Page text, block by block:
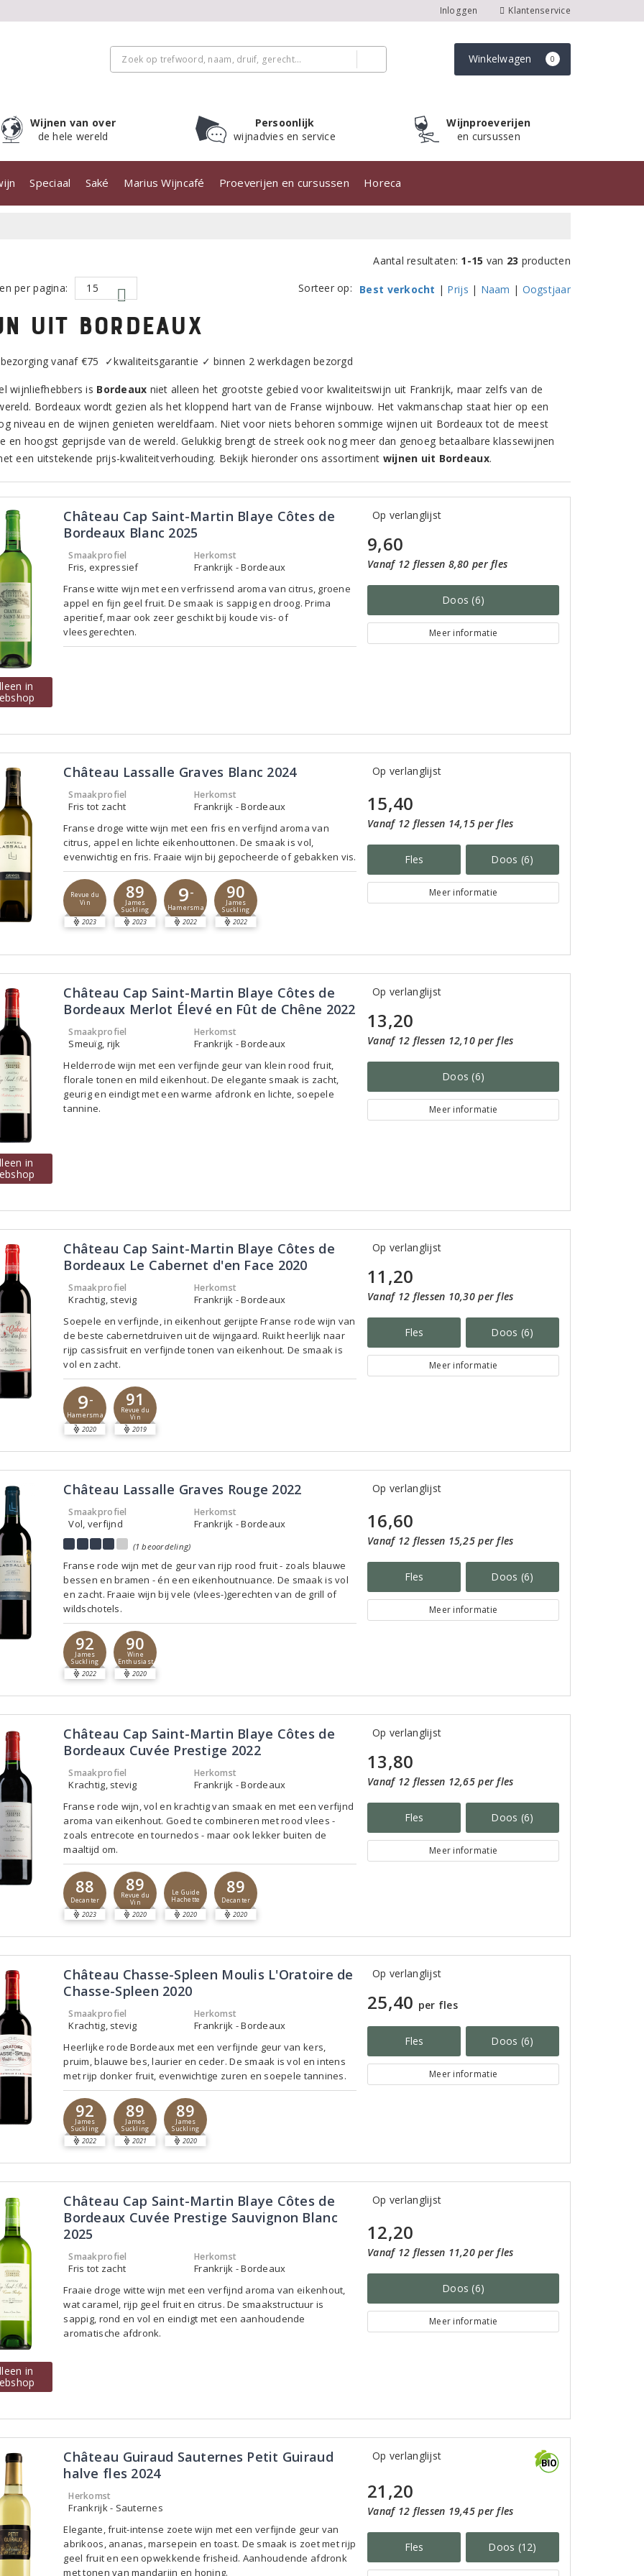
Inloggen Klantenservice
Winkelwagen 0
Wijnen van over
de hele wereld
Persoonlijk
wijnadvies en service
Wijnproeverijen
en cursussen
Speciaal Saké Marius Wijncafé Proeverijen en cursussen Horeca
Aantal resultaten: 1-15 van 23 producten
per pagina:
Sorteer op: Best verkocht | Prijs | Naam | Oogstjaar
uit Bordeaux
vanaf €75 ✓kwaliteitsgarantie ✓ binnen 2 werkdagen bezorgd
wijnliefhebbers is Bordeaux niet alleen het grootste gebied voor kwaliteitswijn uit Frankrijk, maar zelfs van de
Bordeaux wordt gezien als het kloppend hart van de Franse wijnbouw. Het vakmanschap staat hier op een
niveau en de wijnen genieten wereldfaam. Niet voor niets behoren sommige wijnen uit Bordeaux tot de meest
en hoogst geprijsde van de wereld. Gelukkig brengt de streek ook nog meer dan genoeg betaalbare klassewijnen
een uitstekende prijs-kwaliteitverhouding. Bekijk hieronder ons assortiment wijnen uit Bordeaux.
in
Château Cap Saint-Martin Blaye Côtes de
Bordeaux Blanc 2025
Smaakprofiel
Fris, expressief
Herkomst
Frankrijk - Bordeaux
Franse witte wijn met een verfrissend aroma van citrus, groene
appel en fijn geel fruit. De smaak is sappig en droog. Prima
aperitief, maar ook zeer geschikt bij koude vis- of
vleesgerechten.
Op verlanglijst
9,60
Vanaf 12 flessen 8,80 per fles
Doos (6)
Meer informatie
Château Lassalle Graves Blanc 2024
Smaakprofiel
Fris tot zacht
Herkomst
Frankrijk - Bordeaux
Franse droge witte wijn met een fris en verfijnd aroma van
citrus, appel en lichte eikenhouttonen. De smaak is vol,
evenwichtig en fris. Fraaie wijn bij gepocheerde of gebakken vis.
Revue du
Vin
2023
89
James
Suckling
2023
9-
Hamersma
2022
90
James
Suckling
2022
Op verlanglijst
15,40
Vanaf 12 flessen 14,15 per fles
Fles Doos (6)
Meer informatie
in
Château Cap Saint-Martin Blaye Côtes de
Bordeaux Merlot Élevé en Fût de Chêne 2022
Smaakprofiel
Smeuïg, rijk
Herkomst
Frankrijk - Bordeaux
Helderrode wijn met een verfijnde geur van klein rood fruit,
florale tonen en mild eikenhout. De elegante smaak is zacht,
geurig en eindigt met een warme afdronk en lichte, soepele
tannine.
Op verlanglijst
13,20
Vanaf 12 flessen 12,10 per fles
Doos (6)
Meer informatie
Château Cap Saint-Martin Blaye Côtes de
Bordeaux Le Cabernet d'en Face 2020
Smaakprofiel
Krachtig, stevig
Herkomst
Frankrijk - Bordeaux
Soepele en verfijnde, in eikenhout gerijpte Franse rode wijn van
de beste cabernetdruiven uit de wijngaard. Ruikt heerlijk naar
rijp cassisfruit en verfijnde tonen van eikenhout. De smaak is
vol en zacht.
9-
Hamersma
2020
91
Revue du
Vin
2019
Op verlanglijst
11,20
Vanaf 12 flessen 10,30 per fles
Fles Doos (6)
Meer informatie
Château Lassalle Graves Rouge 2022
Smaakprofiel
Vol, verfijnd
Herkomst
Frankrijk - Bordeaux
(1 beoordeling)
Franse rode wijn met de geur van rijp rood fruit - zoals blauwe
bessen en bramen - én een eikenhoutnuance. De smaak is vol
en zacht. Fraaie wijn bij vele (vlees-)gerechten van de grill of
wildschotels.
92
James
Suckling
2022
90
Wine
Enthusiast
2020
Op verlanglijst
16,60
Vanaf 12 flessen 15,25 per fles
Fles Doos (6)
Meer informatie
Château Cap Saint-Martin Blaye Côtes de
Bordeaux Cuvée Prestige 2022
Smaakprofiel
Krachtig, stevig
Herkomst
Frankrijk - Bordeaux
Franse rode wijn, vol en krachtig van smaak en met een verfijnd
aroma van eikenhout. Goed te combineren met rood vlees -
zoals entrecote en tournedos - maar ook lekker buiten de
maaltijd om.
88
Decanter
2023
89
Revue du
Vin
2020
Le Guide
Hachette
2020
89
Decanter
2020
Op verlanglijst
13,80
Vanaf 12 flessen 12,65 per fles
Fles Doos (6)
Meer informatie
Château Chasse-Spleen Moulis L'Oratoire de
Chasse-Spleen 2020
Smaakprofiel
Krachtig, stevig
Herkomst
Frankrijk - Bordeaux
Heerlijke rode Bordeaux met een verfijnde geur van kers,
pruim, blauwe bes, laurier en ceder. De smaak is vol en intens
met rijp donker fruit, evenwichtige zuren en soepele tannines.
92
James
Suckling
2022
89
James
Suckling
2021
89
James
Suckling
2020
Op verlanglijst
25,40 per fles
Fles Doos (6)
Meer informatie
in
Château Cap Saint-Martin Blaye Côtes de
Bordeaux Cuvée Prestige Sauvignon Blanc
2025
Smaakprofiel
Fris tot zacht
Herkomst
Frankrijk - Bordeaux
Fraaie droge witte wijn met een verfijnd aroma van eikenhout,
wat caramel, rijp geel fruit en citrus. De smaakstructuur is
sappig, rond en vol en eindigt met een aanhoudende
aromatische afdronk.
Op verlanglijst
12,20
Vanaf 12 flessen 11,20 per fles
Doos (6)
Meer informatie
Château Guiraud Sauternes Petit Guiraud
halve fles 2024
Herkomst
Frankrijk - Sauternes
Elegante, fruit-intense zoete wijn met een verfijnde geur van
abrikoos, ananas, marsepein en toast. De smaak is zoet met rijp
geel fruit en een opwekkende frisheid. Aanhoudende afdronk
met tonen van mandarijn en honing.
Op verlanglijst
21,20
Vanaf 12 flessen 19,45 per fles
Fles Doos (12)